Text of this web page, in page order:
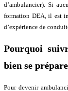
d’ambulancier). Si
formation DEA, il est
d’expérience de
Pourquoi
bien se
Pour devenir